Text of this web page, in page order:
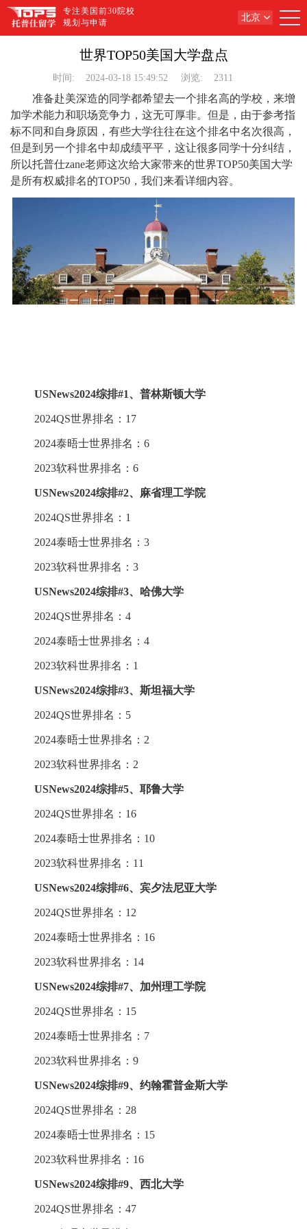
专注美国前30院校
规划与申请
北京
世界TOP50美国大学盘点
时间: 2024-03-18 15:49:52 浏览: 2311
准备赴美深造的同学都希望去一个排名高的学校，来增
加学术能力和职场竞争力，这无可厚非。但是，由于参考指
标不同和自身原因，有些大学往往在这个排名中名次很高，
但是到另一个排名中却成绩平平，这让很多同学十分纠结，
所以托普仕zane老师这次给大家带来的世界TOP50美国大学
是所有权威排名的TOP50，我们来看详细内容。
USNews2024综排#1、普林斯顿大学
2024QS世界排名：17
2024泰晤士世界排名：6
2023软科世界排名：6
USNews2024综排#2、麻省理工学院
2024QS世界排名：1
2024泰晤士世界排名：3
2023软科世界排名：3
USNews2024综排#3、哈佛大学
2024QS世界排名：4
2024泰晤士世界排名：4
2023软科世界排名：1
USNews2024综排#3、斯坦福大学
2024QS世界排名：5
2024泰晤士世界排名：2
2023软科世界排名：2
USNews2024综排#5、耶鲁大学
2024QS世界排名：16
2024泰晤士世界排名：10
2023软科世界排名：11
USNews2024综排#6、宾夕法尼亚大学
2024QS世界排名：12
2024泰晤士世界排名：16
2023软科世界排名：14
USNews2024综排#7、加州理工学院
2024QS世界排名：15
2024泰晤士世界排名：7
2023软科世界排名：9
USNews2024综排#9、约翰霍普金斯大学
2024QS世界排名：28
2024泰晤士世界排名：15
2023软科世界排名：16
USNews2024综排#9、西北大学
2024QS世界排名：47